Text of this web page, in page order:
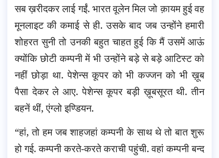
सब ख़रीदकर लाई गईं. भारत वूलेन मिल जो क़ायम हुई वह
मूनलाइट की कमाई से ही. उसके बाद जब उन्होंने हमारी
शोहरत सुनी तो उनकी बहुत चाहत हुई कि मैं उसमें आऊं
क्योंकि छोटी कम्पनी में भी उन्होंने बड़े से बड़े आटिस्ट को
नहीं छोड़ा था. पेशेन्स कूपर को भी कज्जन को भी ख़ूब
पैसा देकर ले आए. पेशेन्स कूपर बड़ी ख़ूबसूरत थी. तीन
बहनें थीं, एंग्लो इण्डियन.
“हां, तो हम जब शाहजहां कम्पनी के साथ थे तो बात शुरू
हो गई. कम्पनी करते-करते कराची पहुंची. वहां कम्पनी बन्द